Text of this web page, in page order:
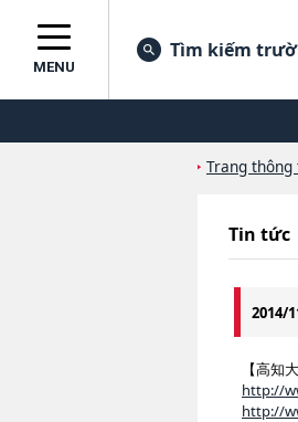
MENU
Tìm kiếm
Trang thông
Tin tức
2014/
【高知
http://
http://